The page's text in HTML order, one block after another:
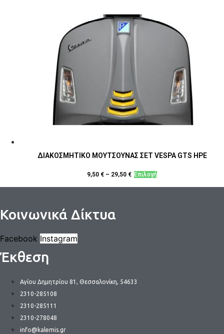
ΔΙΑΚΟΣΜΗΤΙΚΟ ΜΟΥΤΣΟΥΝΑΣ ΣΕΤ VESPA GTS HPE
9,50 € – 29,50 € ΕπιλογήΑυτό
το
Κοινωνικά Δίκτυα
Facebook Instagram
Έκθεση
Αγίου Δημητρίου 81, Θεσσαλονίκη, 54633
2310-285108
2310-285111
2310-278048
info@kalemis.gr